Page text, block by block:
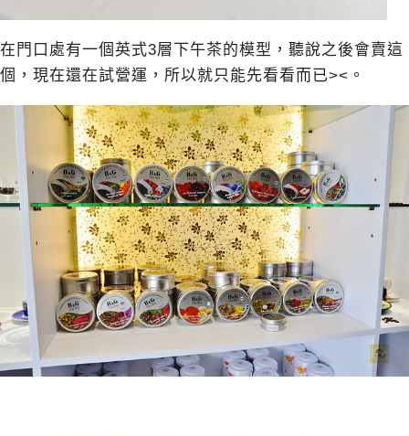
在門口處有一個英式3層下午茶的模型，聽說之後會賣這
個，現在還在試營運，所以就只能先看看而已><。